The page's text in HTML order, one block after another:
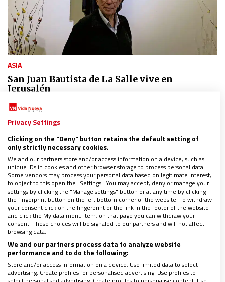
ASIA
San Juan Bautista de La Salle vive en
Jerusalén
22/04/2022
A sus 93 años, el hermano Rafael González sigue
teniendo muy clara su misión en Tierra Santa: educar
Reportaje completo solo para suscriptores
Privacy Settings
Clicking on the "Deny" button retains the default setting of
only strictly necessary cookies.
We and our partners store and/or access information on a device, such as
unique IDs in cookies and other browser storage to process personal data.
Some vendors may process your personal data based on legitimate interest,
to object to this open the "Settings". You may accept, deny or manage your
settings by clicking the "Manage settings" button or at any time by clicking
the fingerprint button on the left bottom corner of the website. To withdraw
your consent click on the fingerprint or the link in the footer of the website
and click the My data menu item, on that page you can withdraw your
consent. These choices will be signaled to our partners and will not affect
browsing data.
We and our partners process data to analyze website
performance and to do the following:
Store and/or access information on a device. Use limited data to select
advertising. Create profiles for personalised advertising. Use profiles to